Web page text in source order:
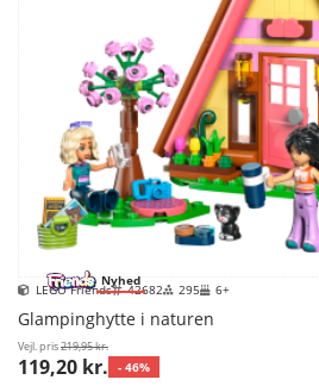
Nyhed
LEGO Friends 42682 295 6+
Glampinghytte i naturen
Vejl. pris219,95 kr.
119,20 kr. - 46%